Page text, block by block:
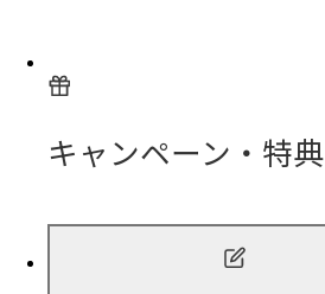
キャンペーン・特典